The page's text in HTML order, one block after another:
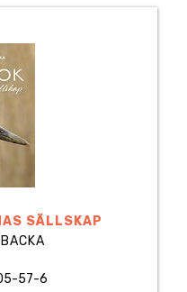
SÄLLSKAP
57-6